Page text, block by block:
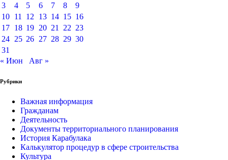
3
4 5 6 7 8
9
10 11 12 13 14 15 16
17 18 19 20 21 22 23
24 25 26 27 28 29 30
31
« Июн
Авг »
Рубрики
Важная информация
Гражданам
Деятельность
Документы территориального планирования
История Карабулака
Калькулятор процедур в сфере строительства
Культура